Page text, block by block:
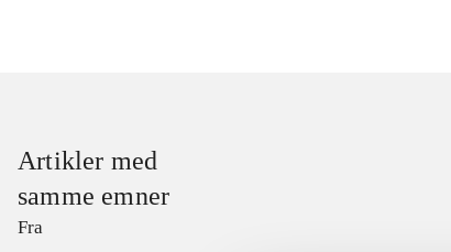
Artikler med
samme emner
Fra